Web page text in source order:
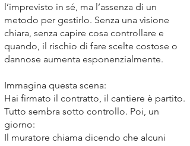
l’imprevisto in sé, ma l’assenza di un
metodo per gestirlo. Senza una visione
chiara, senza capire cosa controllare e
quando, il rischio di fare scelte costose o
dannose aumenta esponenzialmente.
Immagina questa scena:
Hai firmato il contratto, il cantiere è partito.
Tutto sembra sotto controllo. Poi, un
giorno:
Il muratore chiama dicendo che alcuni